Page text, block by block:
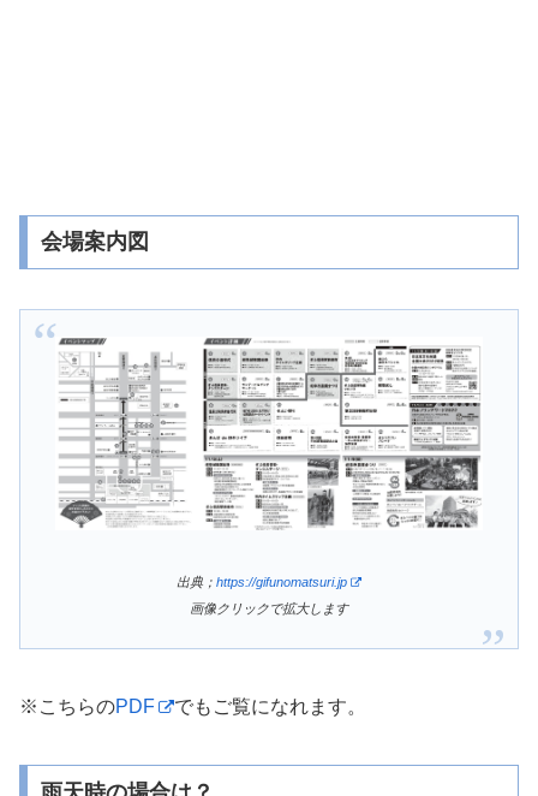
会場案内図
出典； https://gifunomatsuri.jp
画像クリックで拡大します
※こちらのPDF でもご覧になれます。